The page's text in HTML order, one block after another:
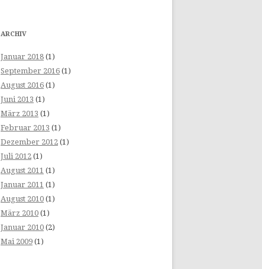
ARCHIV
Januar 2018 (1)
September 2016 (1)
August 2016 (1)
Juni 2013 (1)
März 2013 (1)
Februar 2013 (1)
Dezember 2012 (1)
Juli 2012 (1)
August 2011 (1)
Januar 2011 (1)
August 2010 (1)
März 2010 (1)
Januar 2010 (2)
Mai 2009 (1)